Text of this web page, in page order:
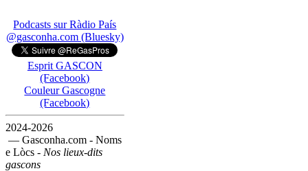
Podcasts sur Ràdio País
@gasconha.com (Bluesky)
Esprit GASCON
(Facebook)
Couleur Gascogne
(Facebook)
2024-2026
— Gasconha.com - Noms
e Lòcs - Nos lieux-dits
gascons